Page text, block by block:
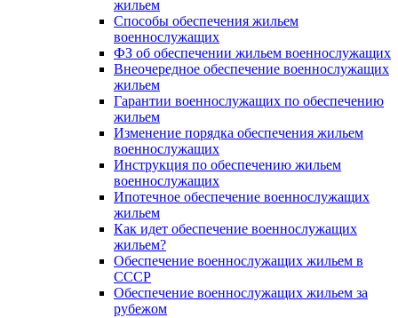
жильем
Способы обеспечения жильем
военнослужащих
ФЗ об обеспечении жильем военнослужащих
Внеочередное обеспечение военнослужащих
жильем
Гарантии военнослужащих по обеспечению
жильем
Изменение порядка обеспечения жильем
военнослужащих
Инструкция по обеспечению жильем
военнослужащих
Ипотечное обеспечение военнослужащих
жильем
Как идет обеспечение военнослужащих
жильем?
Обеспечение военнослужащих жильем в
СССР
Обеспечение военнослужащих жильем за
рубежом